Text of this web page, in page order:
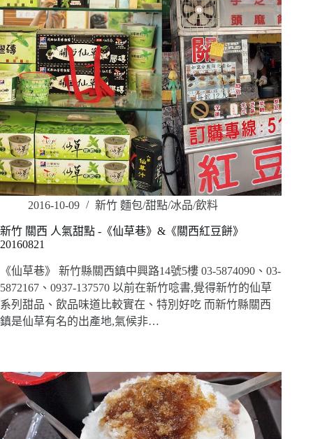
2016-10-09 新竹 麵包/甜點/冰品/飲料
新竹 關西 人氣甜點 -《仙草巷》&《關西紅豆餅》
20160821
《仙草巷》 新竹縣關西鎮中興路14號5樓 03-5874090、03-
5872167、0937-137570 以前在新竹唸書,覺得新竹的仙草
系列甜品、飲品味道比較實在、特別好吃 而新竹縣關西
鎮是仙草有名的出產地,氣候非…